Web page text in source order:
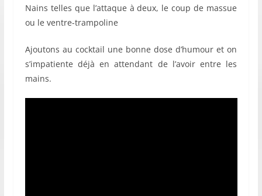
Nains telles que l’attaque à deux, le coup de massue
ou le ventre-trampoline
Ajoutons au cocktail une bonne dose d’humour et on
s’impatiente déjà en attendant de l’avoir entre les
mains.